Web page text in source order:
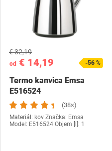
od € 14,19
€ 32,19
-56 %
Termo kanvica Emsa
E516524
(38×)
Materiál: kov Značka: Emsa
Model: E516524 Objem [l]: 1